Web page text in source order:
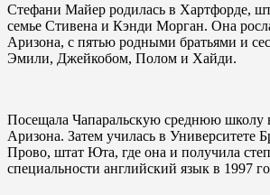
Стефани Майер родилась в Хартфорде,
семье Стивена и Кэнди Морган. Она
Аризона, с пятью родными братьями и
Эмили, Джейкобом, Полом и Хайди.
Посещала Чапаральскую среднюю школу
Аризона. Затем училась в Университете
Прово, штат Юта, где она и получила
специальности английский язык в 1997